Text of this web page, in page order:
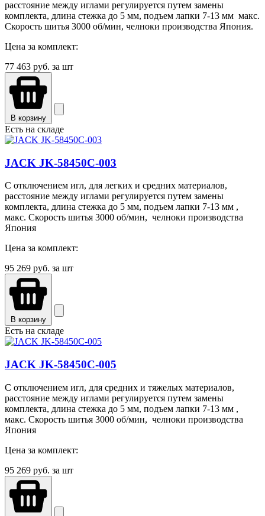
расстояние между иглами регулируется путем замены
комплекта, длина стежка до 5 мм, подъем лапки 7-13 мм макс.
Скорость шитья 3000 об/мин, челноки производства Япония.
Цена за комплект:
77 463 руб. за шт
В корзину
Есть на складе
JACK JK-58450С-003
С отключением игл, для легких и средних материалов,
расстояние между иглами регулируется путем замены
комплекта, длина стежка до 5 мм, подъем лапки 7-13 мм ,
макс. Скорость шитья 3000 об/мин, челноки производства
Япония
Цена за комплект:
95 269 руб. за шт
В корзину
Есть на складе
JACK JK-58450С-005
С отключением игл, для средних и тяжелых материалов,
расстояние между иглами регулируется путем замены
комплекта, длина стежка до 5 мм, подъем лапки 7-13 мм ,
макс. Скорость шитья 3000 об/мин, челноки производства
Япония
Цена за комплект:
95 269 руб. за шт